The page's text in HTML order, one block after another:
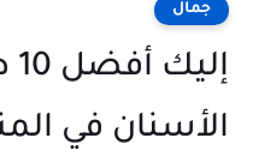
جمال
الأسنان في